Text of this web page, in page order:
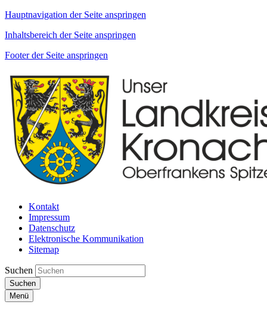
Hauptnavigation der Seite anspringen
Inhaltsbereich der Seite anspringen
Footer der Seite anspringen
Kontakt
Impressum
Datenschutz
Elektronische Kommunikation
Sitemap
Suchen
Suchen
Menü